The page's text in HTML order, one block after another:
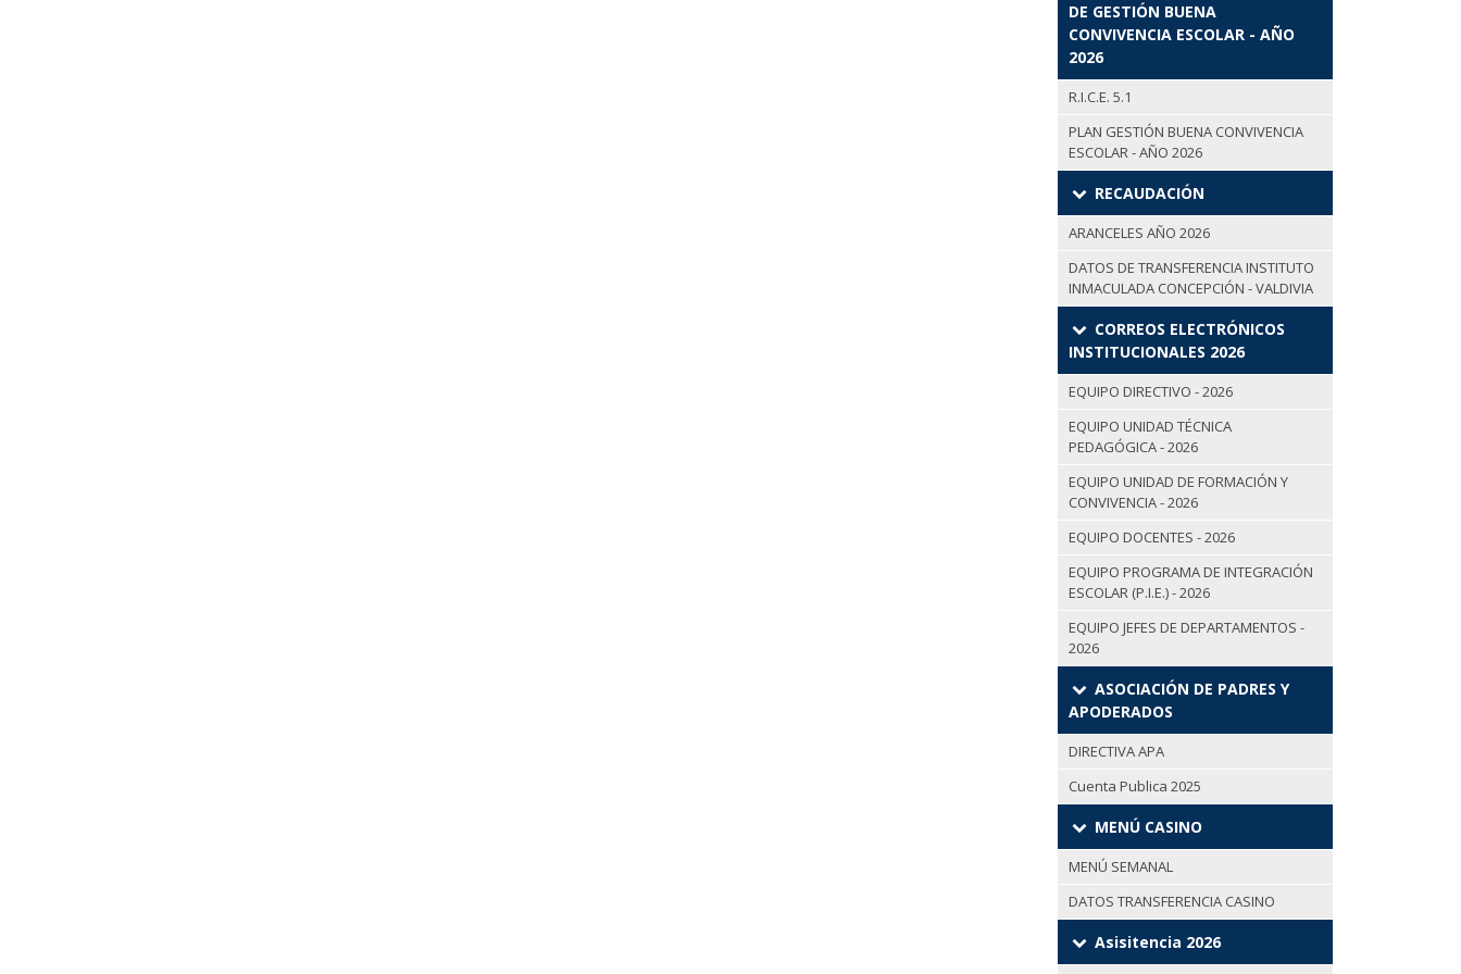
DE GESTIÓN BUENA
CONVIVENCIA ESCOLAR - AÑO
2026
R.I.C.E. 5.1
PLAN GESTIÓN BUENA CONVIVENCIA
ESCOLAR - AÑO 2026
RECAUDACIÓN
ARANCELES AÑO 2026
DATOS DE TRANSFERENCIA INSTITUTO
INMACULADA CONCEPCIÓN - VALDIVIA
CORREOS ELECTRÓNICOS
INSTITUCIONALES 2026
EQUIPO DIRECTIVO - 2026
EQUIPO UNIDAD TÉCNICA
PEDAGÓGICA - 2026
EQUIPO UNIDAD DE FORMACIÓN Y
CONVIVENCIA - 2026
EQUIPO DOCENTES - 2026
EQUIPO PROGRAMA DE INTEGRACIÓN
ESCOLAR (P.I.E.) - 2026
EQUIPO JEFES DE DEPARTAMENTOS -
2026
ASOCIACIÓN DE PADRES Y
APODERADOS
DIRECTIVA APA
Cuenta Publica 2025
MENÚ CASINO
MENÚ SEMANAL
DATOS TRANSFERENCIA CASINO
Asisitencia 2026